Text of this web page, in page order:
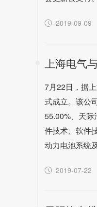
2019-09-09
上海电气
7月22日，据
式成立。该公
55.00%、天
件技术、软件
动力电池系统
2019-07-22